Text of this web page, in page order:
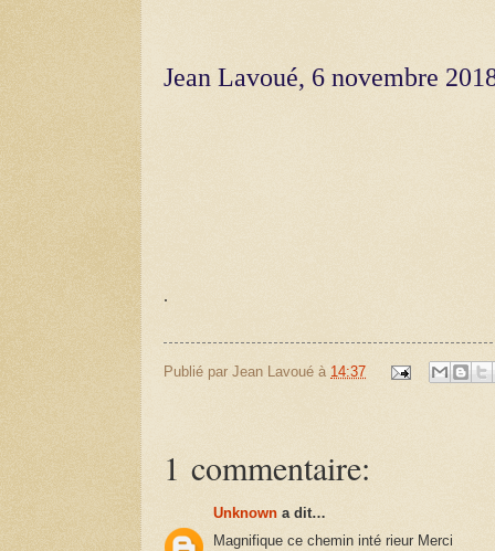
Jean Lavoué, 6 novembre
.
Publié par Jean Lavoué à 14:37
1 commentaire:
Unknown a dit…
Magnifique ce chemin inté rieur Merci